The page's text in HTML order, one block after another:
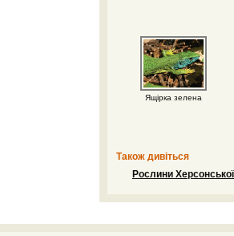
Ящірка зелена
Також дивіться
Рослини